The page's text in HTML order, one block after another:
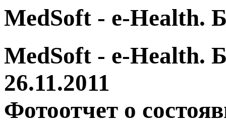
MedSoft - e-Health.
MedSoft - e-Health.
26.11.2011
Фотоотчет о